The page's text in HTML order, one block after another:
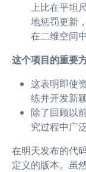
上比在平坦
地惩罚更新
在二维空间
这个项目的重要
这表明即使
练并开发新
除了回顾以
究过程中广
在明天发布的代
定义的版本。虽